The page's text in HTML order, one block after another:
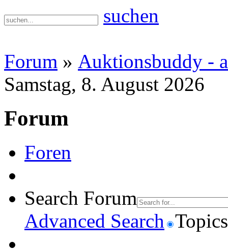
suchen
Forum » Auktionsbuddy -
Samstag, 8. August 2026
Forum
Foren
Search Forum
Advanced Search Topics